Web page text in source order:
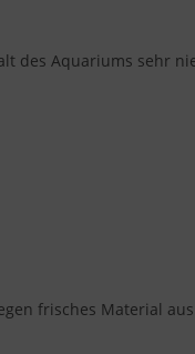
des Aquariums sehr
frisches Material